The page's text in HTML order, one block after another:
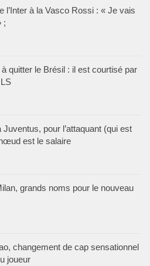
l’Inter à la Vasco Rossi : « Je vais
;
quitter le Brésil : il est courtisé par
Juventus, pour l’attaquant (qui est
est le salaire
grands noms pour le nouveau
changement de cap sensationnel
joueur